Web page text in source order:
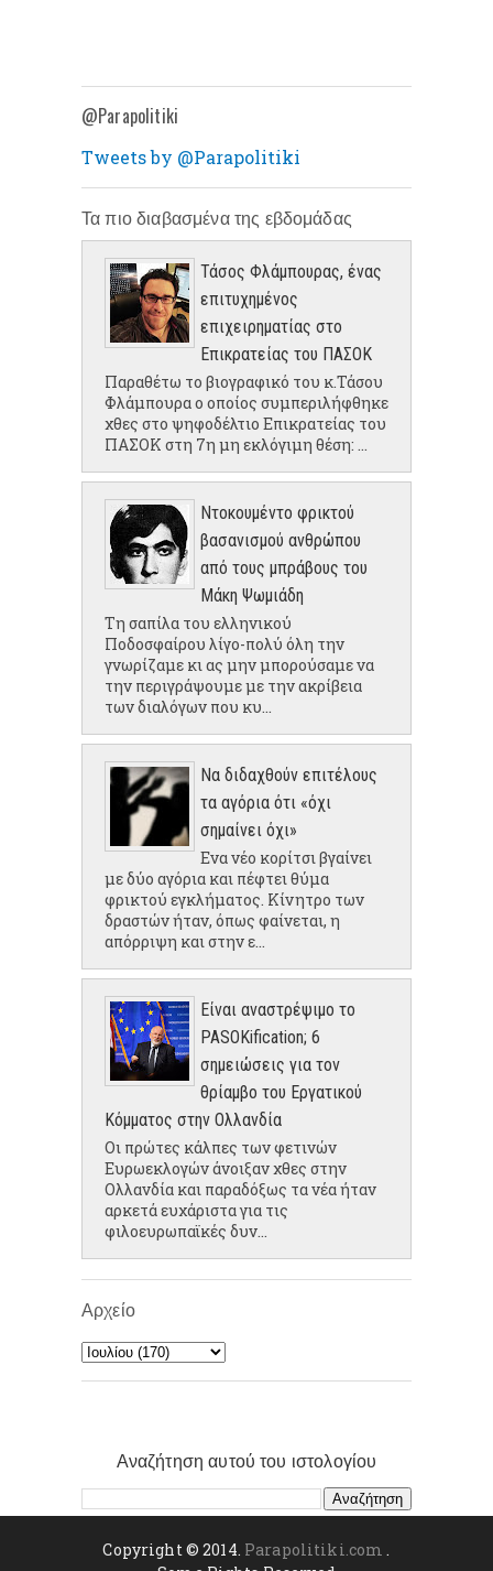
@Parapolitiki
Tweets by @Parapolitiki
Τα πιο διαβασμένα της εβδομάδας
Τάσος Φλάμπουρας, ένας
επιτυχημένος
επιχειρηματίας στο
Επικρατείας του ΠΑΣΟΚ
Παραθέτω το βιογραφικό του κ.Τάσου
Φλάμπουρα ο οποίος συμπεριλήφθηκε
χθες στο ψηφοδέλτιο Επικρατείας του
ΠΑΣΟΚ στη 7η μη εκλόγιμη θέση: ...
Ντοκουμέντο φρικτού
βασανισμού ανθρώπου
από τους μπράβους του
Μάκη Ψωμιάδη
Τη σαπίλα του ελληνικού
Ποδοσφαίρου λίγο-πολύ όλη την
γνωρίζαμε κι ας μην μπορούσαμε να
την περιγράψουμε με την ακρίβεια
των διαλόγων που κυ...
Να διδαχθούν επιτέλους
τα αγόρια ότι «όχι
σημαίνει όχι»
Ενα νέο κορίτσι βγαίνει
με δύο αγόρια και πέφτει θύμα
φρικτού εγκλήματος. Κίνητρο των
δραστών ήταν, όπως φαίνεται, η
απόρριψη και στην ε...
Είναι αναστρέψιμο το
PASOKification; 6
σημειώσεις για τον
θρίαμβο του Εργατικού
Κόμματος στην Ολλανδία
Οι πρώτες κάλπες των φετινών
Ευρωεκλογών άνοιξαν χθες στην
Ολλανδία και παραδόξως τα νέα ήταν
αρκετά ευχάριστα για τις
φιλοευρωπαϊκές δυν...
Αρχείο
Αναζήτηση αυτού του ιστολογίου
Copyright © 2014. Parapolitiki.com .